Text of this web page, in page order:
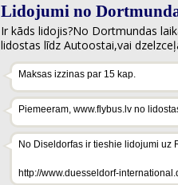
Lidojumi no
Ir kāds lidojis?No Dortmundas
lidostas līdz Autoostai,vai
Maksas izzinas par 15 kap.
Piemeeram, www.flybus.lv no
No Diseldorfas ir tieshie lidojumi uz
http://www.duesseldorf-